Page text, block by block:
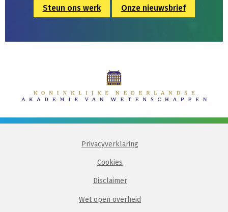
Steun ons werk Onze nieuwsbrief
Privacyverklaring
Cookies
Disclaimer
Wet open overheid